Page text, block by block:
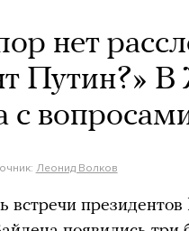
нет
Путин?»
с
Леонид Волков
встречи